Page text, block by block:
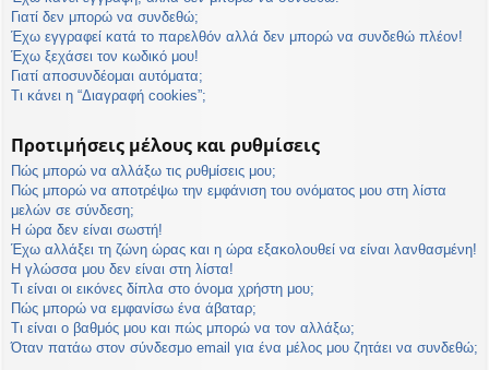
εις
Γιατί δεν μπορώ να συνδεθώ;
Έχω εγγραφεί κατά το παρελθόν αλλά δεν μπορώ να συνδεθώ πλέον!
Έχω ξεχάσει τον κωδικό μου!
Γιατί αποσυνδέομαι αυτόματα;
Τι κάνει η “Διαγραφή cookies”;
Προτιμήσεις μέλους και ρυθμίσεις
Πώς μπορώ να αλλάξω τις ρυθμίσεις μου;
Πώς μπορώ να αποτρέψω την εμφάνιση του ονόματος μου στη λίστα
μελών σε σύνδεση;
Η ώρα δεν είναι σωστή!
Έχω αλλάξει τη ζώνη ώρας και η ώρα εξακολουθεί να είναι λανθασμένη!
Η γλώσσα μου δεν είναι στη λίστα!
Τι είναι οι εικόνες δίπλα στο όνομα χρήστη μου;
Πώς μπορώ να εμφανίσω ένα άβαταρ;
Τι είναι ο βαθμός μου και πώς μπορώ να τον αλλάξω;
Όταν πατάω στον σύνδεσμο email για ένα μέλος μου ζητάει να συνδεθώ;